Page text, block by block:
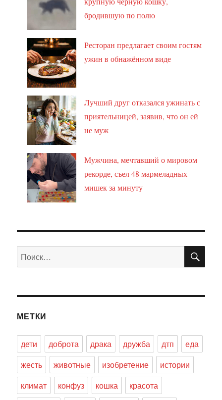
бродившую по полю
Ресторан предлагает своим гостям
ужин в обнажённом виде
Лучший друг отказался ужинать с
приятельницей, заявив, что он ей
не муж
Мужчина, мечтавший о мировом
рекорде, съел 48 мармеладных
мишек за минуту
Искать:
МЕТКИ
дети доброта драка дружба дтп
еда
жесть
животные изобретение
истории
климат
конфуз кошка красота